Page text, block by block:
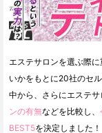
エステサロンを選ぶ際に
いかをもとに20社のセ
中から、さらにエステサ
ンの有無などを比較し、
BEST5を決定しました！